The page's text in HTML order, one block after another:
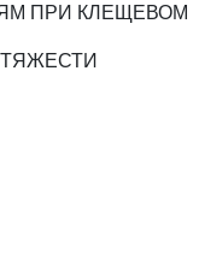
ПРИ КЛЕЩЕВОМ